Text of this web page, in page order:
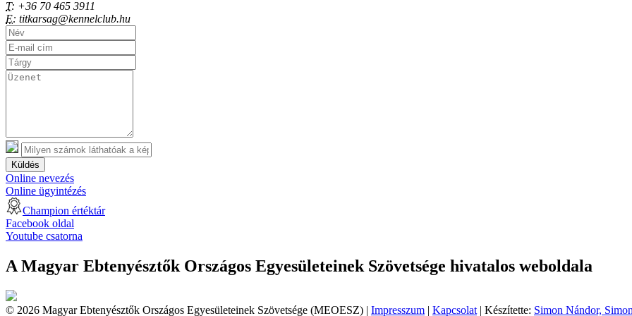
T: +36 70 465 3911
E: titkarsag@kennelclub.hu
Küldés
Online nevezés
Online ügyintézés
Champion értéktár
Facebook oldal
Youtube csatorna
A Magyar Ebtenyésztők Országos Egyesületeinek Szövetsége hivatalos weboldala
© 2026 Magyar Ebtenyésztők Országos Egyesületeinek Szövetsége (MEOESZ) | Impresszum | Kapcsolat | Készítette: Simon Nándor,